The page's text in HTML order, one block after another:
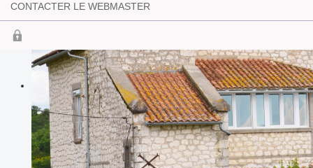
CONTACTER LE WEBMASTER